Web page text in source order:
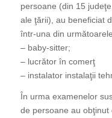
persoane (din 15
ale ţării), au beneficiat
într-una din
– baby-sitter;
– lucrător în comerţ
– instalator instalaţii
În urma examenelor
de persoane au obţinut